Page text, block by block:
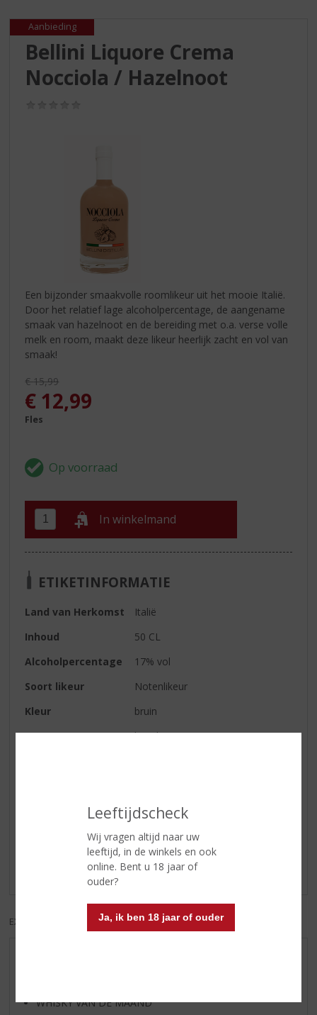
p
Leeftijdscheck
Wij vragen altijd naar uw
leeftijd, in de winkels en ook
online. Bent u 18 jaar of
ouder?
Ja, ik ben 18 jaar of ouder
Aanbieding
Bellini Liquore Crema
Nocciola / Hazelnoot
Een bijzonder smaakvolle roomlikeur uit het mooie Italië.
Door het relatief lage alcoholpercentage, de aangename
smaak van hazelnoot en de bereiding met o.a. verse volle
melk en room, maakt deze likeur heerlijk zacht en vol van
smaak!
Originele prijs was:
€15,99
, Huidige prijs is:
€ 12,99
Fles
In winkelmand
ETIKETINFORMATIE
Land van Herkomst
Italië
Inhoud
50 CL
Alcoholpercentage
17% vol
Soort likeur
Notenlikeur
Kleur
bruin
Geur
hazelnoot en room
Reviews
Schrijf een review
Er zijn nog geen reviews geplaatst voor dit product
EXCL. BTW INCL. BTW
WHISKY VAN DE MAAND